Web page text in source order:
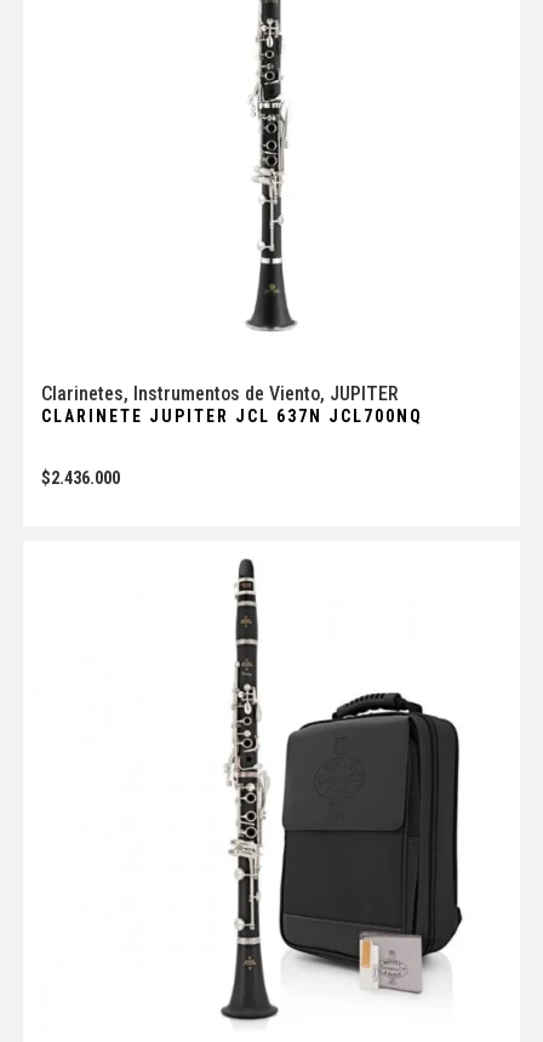
Clarinetes, Instrumentos de Viento, JUPITER
CLARINETE JUPITER JCL 637N JCL700NQ
$2.436.000